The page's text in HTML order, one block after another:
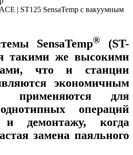
SensaTemp®
(ST-
такими же высокими
что и станции
экономичным
применяются для
операций
демонтажу, когда
замена паяльного